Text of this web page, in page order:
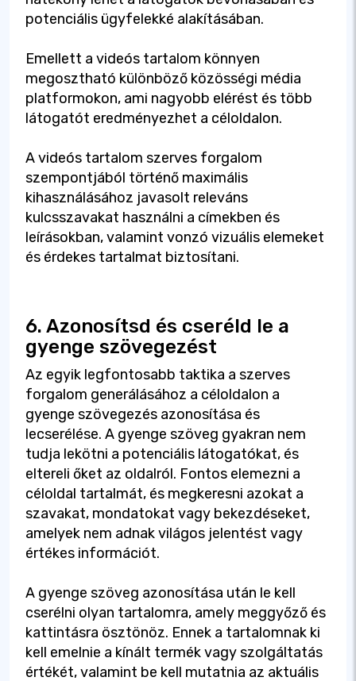
potenciális ügyfelekké alakításában.
Emellett a videós tartalom könnyen
megosztható különböző közösségi média
platformokon, ami nagyobb elérést és több
látogatót eredményezhet a céloldalon.
A videós tartalom szerves forgalom
szempontjából történő maximális
kihasználásához javasolt releváns
kulcsszavakat használni a címekben és
leírásokban, valamint vonzó vizuális elemeket
és érdekes tartalmat biztosítani.
6. Azonosítsd és cseréld le a
gyenge szövegezést
Az egyik legfontosabb taktika a szerves
forgalom generálásához a céloldalon a
gyenge szövegezés azonosítása és
lecserélése. A gyenge szöveg gyakran nem
tudja lekötni a potenciális látogatókat, és
eltereli őket az oldalról. Fontos elemezni a
céloldal tartalmát, és megkeresni azokat a
szavakat, mondatokat vagy bekezdéseket,
amelyek nem adnak világos jelentést vagy
értékes információt.
A gyenge szöveg azonosítása után le kell
cserélni olyan tartalomra, amely meggyőző és
kattintásra ösztönöz. Ennek a tartalomnak ki
kell emelnie a kínált termék vagy szolgáltatás
értékét, valamint be kell mutatnia az aktuális